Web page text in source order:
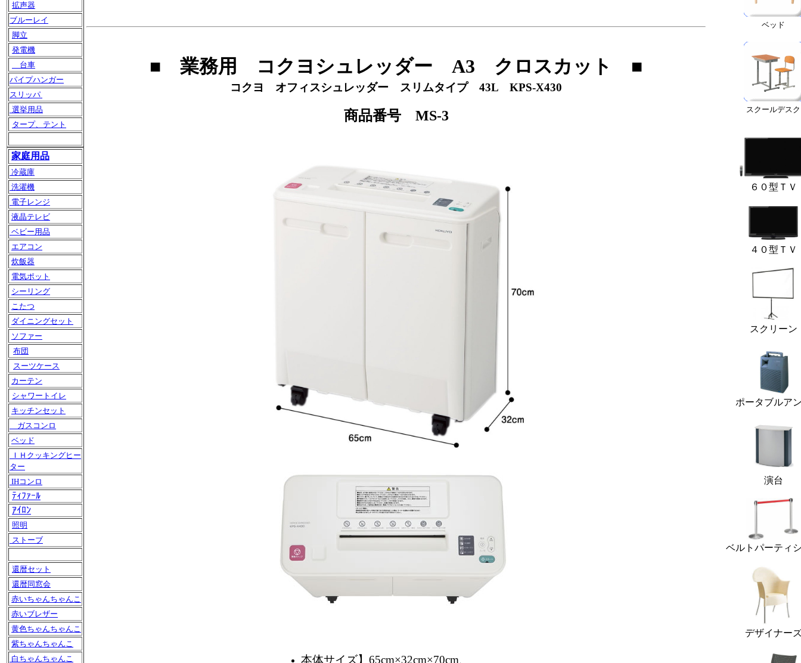
拡声器
ブルーレイ
脚立
発電機
台車
パイプハンガー
スリッパ
選挙用品
タープ、テント
家庭用品
冷蔵庫
洗濯機
電子レンジ
液晶テレビ
ベビー用品
エアコン
炊飯器
電気ポット
シーリング
こたつ
ダイニングセット
ソファー
布団
スーツケース
カーテン
シャワートイレ
キッチンセット
ガスコンロ
ベッド
ＩＨクッキングヒー
ター
IHコンロ
ﾃｨﾌｧｰﾙ
ｱｲﾛﾝ
照明
ストーブ
還暦セット
還暦同窓会
赤いちゃんちゃんこ
赤いブレザー
黄色ちゃんちゃんこ
紫ちゃんちゃんこ
白ちゃんちゃんこ
■ 業務用 コクヨシュレッダー A3 クロスカット ■
コクヨ オフィスシュレッダー スリムタイプ 43L KPS-X430
商品番号 MS-3
本体サイズ】65cm×32cm×70cm、
ベッド
スクールデスク
６０型ＴＶ
４０型ＴＶ
スクリーン
ポータブルア
演台
ベルトパーティ
デザイナー